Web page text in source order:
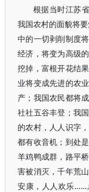
根据当时江苏
我国农村的面貌将
中的一切剥削制度
经济，将变为高级
挖掉，富根开花结
业将变成先进的农
产；我国农民都将
社社五谷丰登；我
的农村，人人识字
都有收音机；到处
羊鸡鸭成群，路平
害被消灭，千年荒
安康，人人欢乐……